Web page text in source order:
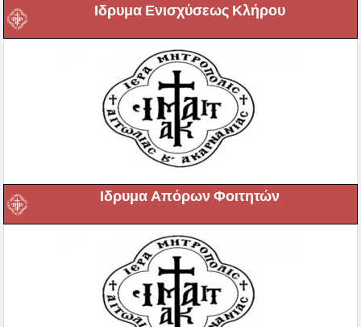
Ιδρυμα Ενισχύσεως Κλήρου
Ιδρυμα Απόρων Φοιτητών